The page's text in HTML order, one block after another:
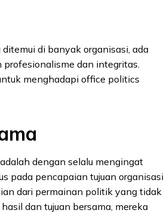
di banyak organisasi, ada
dan integritas.
menghadapi office politics
dengan selalu mengingat
pada pencapaian tujuan organisasi
dari permainan politik yang tidak
dan tujuan bersama, mereka